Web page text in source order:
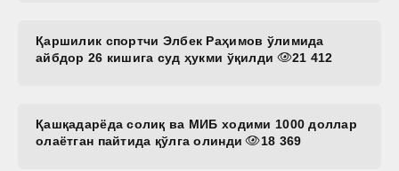
Қаршилик спортчи Элбек Раҳимов ўлимида
айбдор 26 кишига суд ҳукми ўқилди
21 412
Қашқадарёда солиқ ва МИБ ходими 1000 доллар
олаётган пайтида қўлга олинди
18 369